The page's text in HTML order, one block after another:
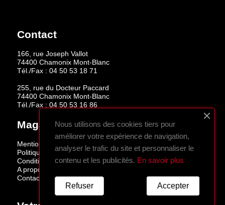
Contact
166, rue Joseph Vallot
74400 Chamonix Mont-Blanc
Tél./Fax : 04 50 53 18 71
255, rue du Docteur Paccard
74400 Chamonix Mont-Blanc
Tél./Fax :04 50 53 16 86
Magasins
Mentions légales
Politique de confidentialité
Conditions de vente
A propos
Contactez-nous
Nous utilisons des cookies tiers pour
améliorer votre expérience de navigation,
analyser le trafic du site et personnaliser le
contenu et les publicités. En savoir plus
Accepter
Refuser